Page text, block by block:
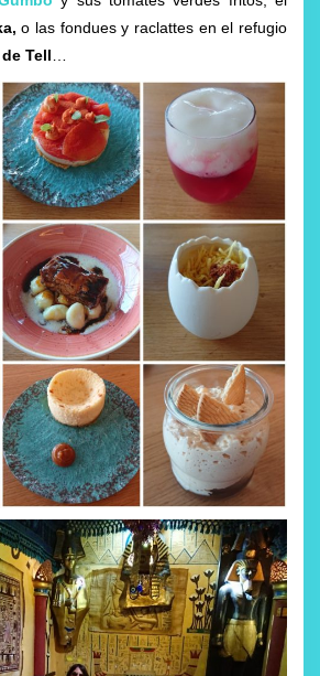
o las fondues y raclattes en el refugio
Tell